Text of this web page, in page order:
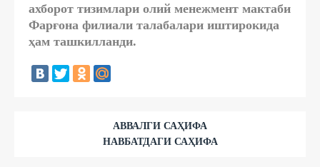
ахборот тизимлари олий менежмент мактаби
Фарғона филиали талабалари иштирокида
ҳам ташкилланди.
АВВАЛГИ САҲИФА
НАВБАТДАГИ САҲИФА